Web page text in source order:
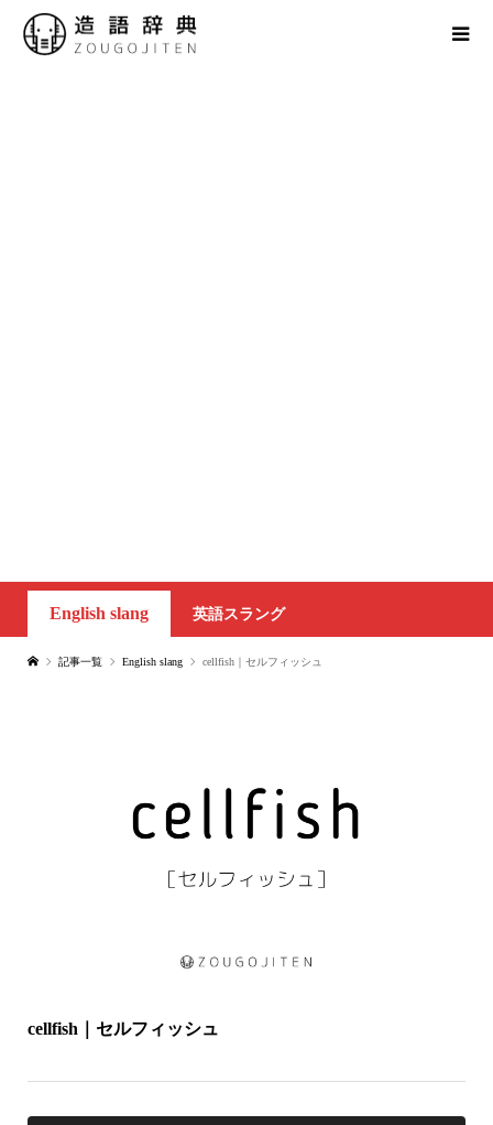
English slang 英語スラング
記事一覧 English slang cellfish｜セルフィッシュ
cellfish｜セルフィッシュ